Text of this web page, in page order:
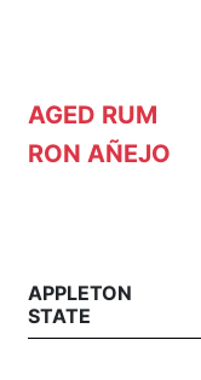
AGED RUM
RON AÑEJO
APPLETON
STATE